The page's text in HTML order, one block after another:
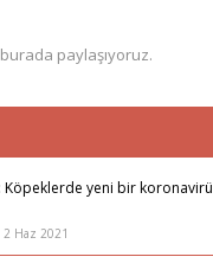
paylaşıyoruz.
Köpeklerde yeni bir
2 Haz 2021